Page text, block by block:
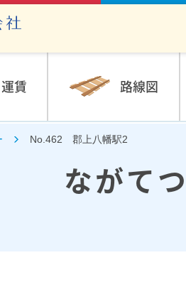
運賃 路線図
No.462 郡上八幡駅2
ながて